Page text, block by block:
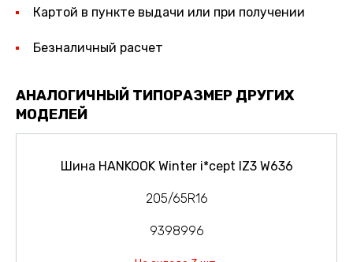
Картой в пункте выдачи или при получении
Безналичный расчет
АНАЛОГИЧНЫЙ ТИПОРАЗМЕР ДРУГИХ
МОДЕЛЕЙ
Шина HANKOOK Winter i*cept IZ3 W636
205/65R16
9398996